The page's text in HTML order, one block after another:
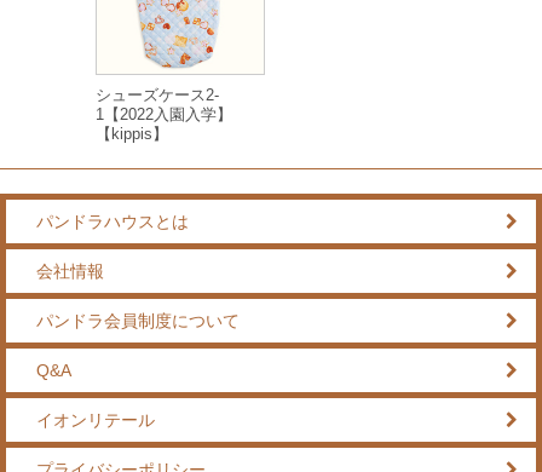
シューズケース2-
1【2022入園入学】
【kippis】
パンドラハウスとは
会社情報
パンドラ会員制度について
Q&A
イオンリテール